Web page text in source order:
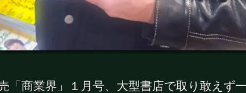
「商業界」１月号、大型書店で取り敢えず